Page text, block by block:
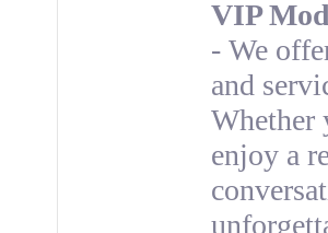
VIP
- We
and
Whether
enjoy a